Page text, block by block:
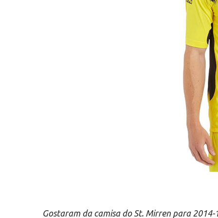
Gostaram da camisa do St. Mirren para 2014-